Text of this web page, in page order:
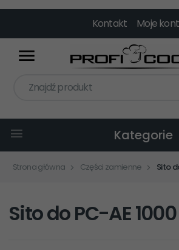
Kontakt Moje
Znajdź produkt
Kategorie
Strona główna Części zamienne Sito
Sito do PC-AE 1000